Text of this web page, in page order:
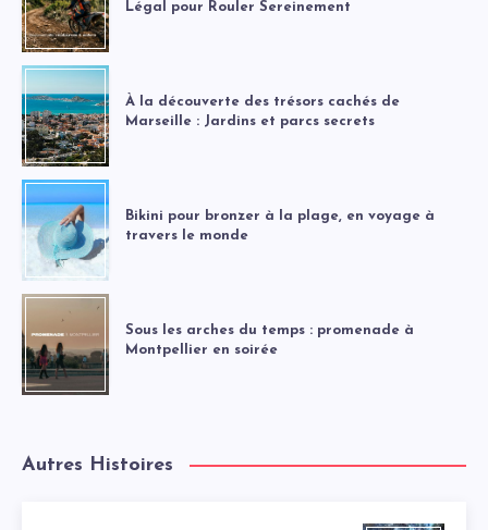
Légal pour Rouler Sereinement
À la découverte des trésors cachés de
Marseille : Jardins et parcs secrets
Bikini pour bronzer à la plage, en voyage à
travers le monde
Sous les arches du temps : promenade à
Montpellier en soirée
Autres Histoires